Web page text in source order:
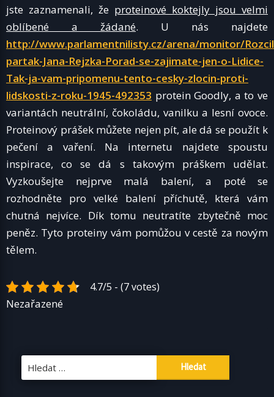
jste zaznamenali, že proteinové koktejly jsou velmi
oblíbené a žádané. U nás najdete
http://www.parlamentnilisty.cz/arena/monitor/
partak-Jana-Rejzka-Porad-se-zajimate-jen-o-Lidice-
Tak-ja-vam-pripomenu-tento-cesky-zlocin-proti-
lidskosti-z-roku-1945-492353 protein Goodly, a to ve
variantách neutrální, čokoládu, vanilku a lesní ovoce.
Proteinový prášek můžete nejen pít, ale dá se použít k
pečení a vaření. Na internetu najdete spoustu
inspirace, co se dá s takovým práškem udělat.
Vyzkoušejte nejprve malá balení, a poté se
rozhodněte pro velké balení příchutě, která vám
chutná nejvíce. Dík tomu neutratíte zbytečně moc
peněz. Tyto proteiny vám pomůžou v cestě za novým
tělem.
4.7/5 - (7 votes)
Nezařazené
Vyhledávání